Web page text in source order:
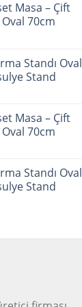
Masa – Çift
Oval 70cm
Standı Oval
Stand
Masa – Çift
Oval 70cm
Standı Oval
Stand